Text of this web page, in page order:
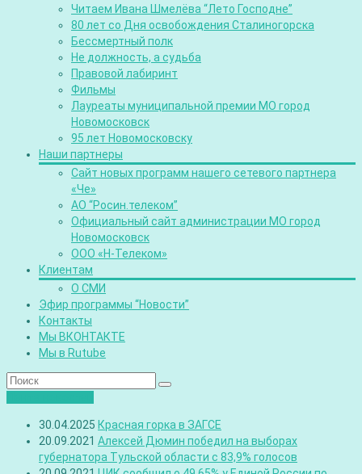
Читаем Ивана Шмелёва “Лето Господне”
80 лет со Дня освобождения Сталиногорска
Бессмертный полк
Не должность, а судьба
Правовой лабиринт
Фильмы
Лауреаты муниципальной премии МО город
Новомосковск
95 лет Новомосковску
Наши партнеры
Сайт новых программ нашего сетевого партнера
«Че»
АО “Росин.телеком”
Официальный сайт администрации МО город
Новомосковск
ООО «Н-Телеком»
Клиентам
О СМИ
Эфир программы “Новости”
Контакты
Мы ВКОНТАКТЕ
Мы в Rutube
30.04.2025 Красная горка в ЗАГСЕ
20.09.2021 Алексей Дюмин победил на выборах
губернатора Тульской области с 83,9% голосов